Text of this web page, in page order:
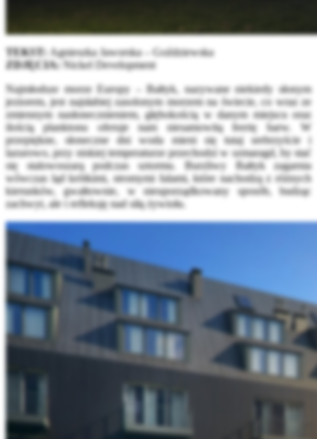
TEKST: Agnieszka Jaworska – Goździewska
ZDJĘCIA: Nickel Development
Najmłodsze morze Europy – Bałtyk, nazywane niekiedy słonym
jeziorem, jest najsłabiej zasolonym morzem na świecie, co wraz ze
zmiennym nasłonecznieniem, głębokością w danym miejscu oraz
ilością planktonu oferuje nam niesamowitą feerię barw. W
przepiękne, słoneczne dni woda mieni się tutaj srebrzyście i
lazurowo, przy niskiej temperaturze przechodzi w szmaragd, by stać
się stalowoszarą podczas sztormu. Burzliwy Bałtyk zagarnia
wówczas ląd krótkimi, stromymi falami, które nachodzą z różnych
kierunków, gwałtownie, w nieuporządkowany sposób, budząc
zachwyt, ale i refleksję nad siłą żywiołu.